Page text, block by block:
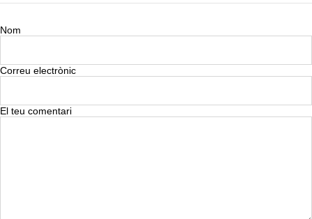
Nom
Correu electrònic
El teu comentari